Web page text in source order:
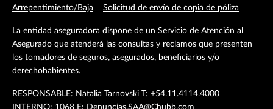
Arrepentimiento/Baja
Solicitud de envío de copia de póliza
La entidad aseguradora dispone de un Servicio de Atención al
Asegurado que atenderá las consultas y reclamos que presenten
los tomadores de seguros, asegurados, beneficiarios y/o
derechohabientes.
RESPONSABLE: Natalia Tarnovski T: +54.11.4114.4000
INTERNO: 1068 E: Denuncias.SAA@Chubb.com